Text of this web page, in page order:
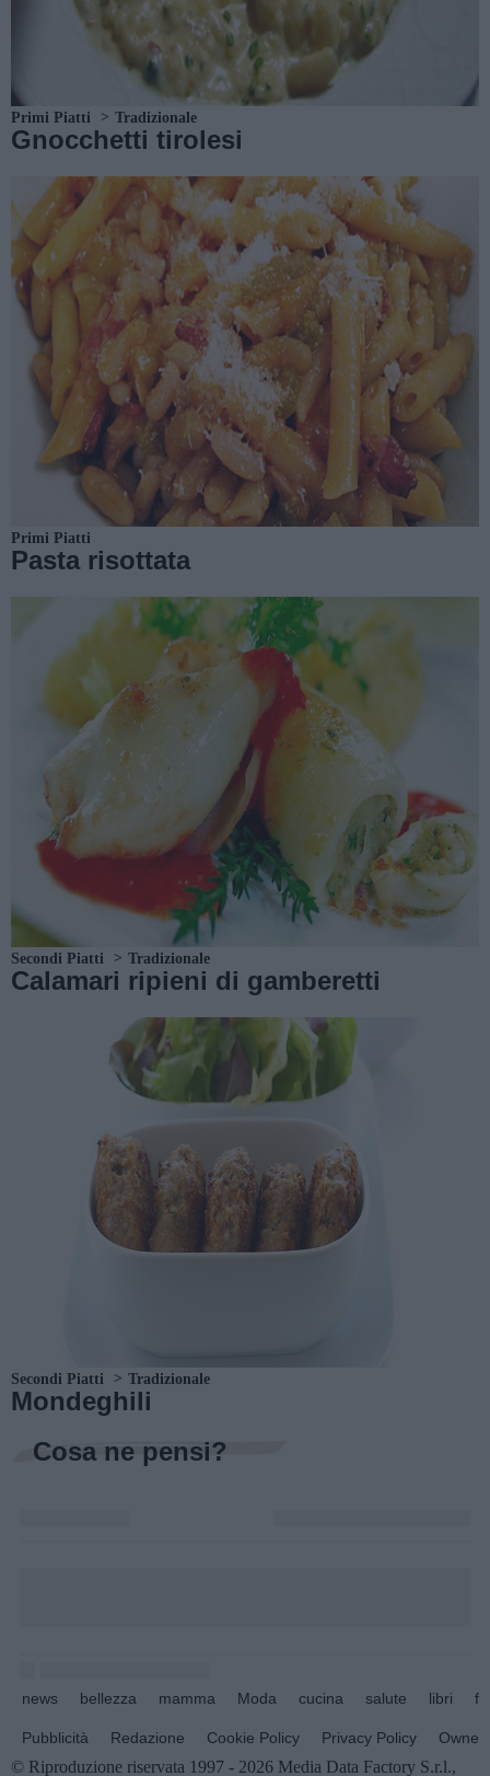
Primi Piatti Tradizionale
Gnocchetti tirolesi
Primi Piatti
Pasta risottata
Secondi Piatti Tradizionale
Calamari ripieni di gamberetti
Secondi Piatti Tradizionale
Mondeghili
Cosa ne pensi?
news bellezza mamma Moda cucina salute libri
Pubblicità Redazione Cookie Policy Privacy Policy
© Riproduzione riservata 1997 - 2026 Media Data Factory S.r.l.,